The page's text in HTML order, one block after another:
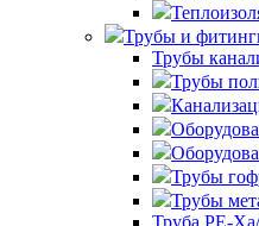
Трубы и
Трубы
Трубы
Трубы
Трубы
Труба PE-